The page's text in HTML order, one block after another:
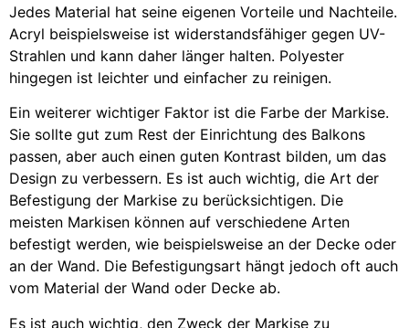
Jedes Material hat seine eigenen Vorteile und Nachteile.
Acryl beispielsweise ist widerstandsfähiger gegen UV-
Strahlen und kann daher länger halten. Polyester
hingegen ist leichter und einfacher zu reinigen.
Ein weiterer wichtiger Faktor ist die Farbe der Markise.
Sie sollte gut zum Rest der Einrichtung des Balkons
passen, aber auch einen guten Kontrast bilden, um das
Design zu verbessern. Es ist auch wichtig, die Art der
Befestigung der Markise zu berücksichtigen. Die
meisten Markisen können auf verschiedene Arten
befestigt werden, wie beispielsweise an der Decke oder
an der Wand. Die Befestigungsart hängt jedoch oft auch
vom Material der Wand oder Decke ab.
Es ist auch wichtig, den Zweck der Markise zu